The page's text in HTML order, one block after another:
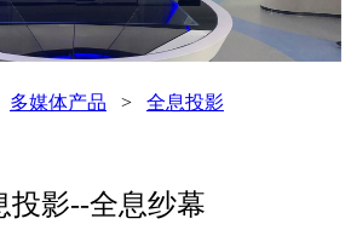
多媒体产品 > 全息投影
投影--全息纱幕